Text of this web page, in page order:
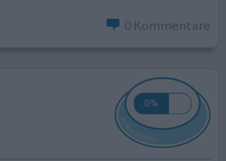
0 Kommentare